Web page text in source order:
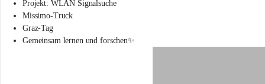
s
s
c
Projekt: WLAN Signalsuche
Missimo-Truck
Graz-Tag
Gemeinsam lernen und forschen✨